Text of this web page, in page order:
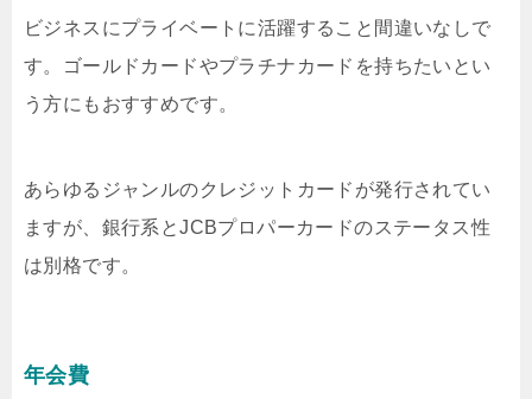
ビジネスにプライベートに活躍すること間違いなしで
す。ゴールドカードやプラチナカードを持ちたいとい
う方にもおすすめです。
あらゆるジャンルのクレジットカードが発行されてい
ますが、銀行系とJCBプロパーカードのステータス性
は別格です。
年会費